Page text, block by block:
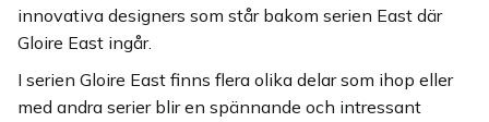
innovativa designers som står bakom serien East där
Gloire East ingår.
I serien Gloire East finns flera olika delar som ihop eller
med andra serier blir en spännande och intressant